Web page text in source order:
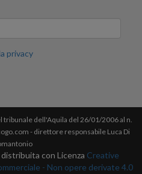
privacy
tribunale dell'Aquila del 26/01/2006 al n.
- direttore responsabile Luca Di
con Licenza Creative
- Non opere derivate 4.0